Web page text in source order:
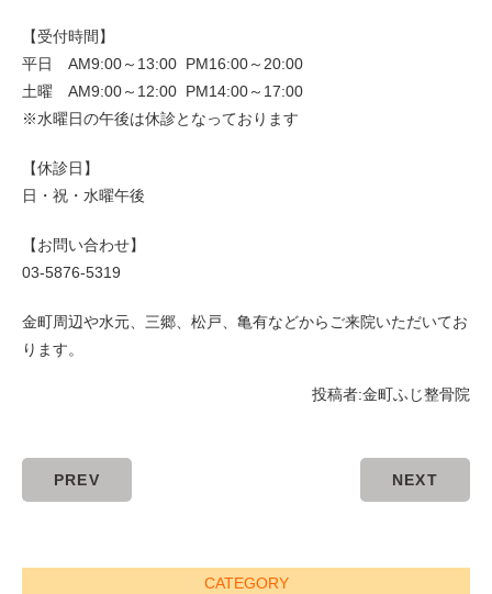
【受付時間】
平日 AM9:00～13:00 PM16:00～20:00
土曜 AM9:00～12:00 PM14:00～17:00
※水曜日の午後は休診となっております
【休診日】
日・祝・水曜午後
【お問い合わせ】
03-5876-5319
金町周辺や水元、三郷、松戸、亀有などからご来院いただいてお
ります。
投稿者:金町ふじ整骨院
PREV NEXT
CATEGORY